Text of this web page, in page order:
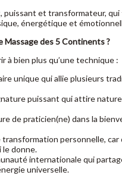
puissant et transformateur, qui
énergétique et
Massage des 5 Continents ?
à bien plus qu’une technique :
unique qui allie plusieurs
puissant qui attire
de praticien(ne) dans la
transformation personnelle, car
le donne.
internationale qui
universelle.